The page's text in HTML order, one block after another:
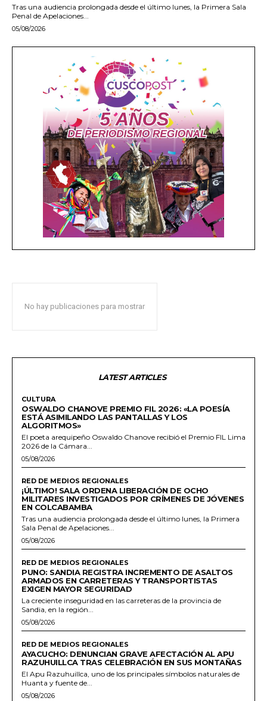
Tras una audiencia prolongada desde el último lunes, la Primera Sala
Penal de Apelaciones...
05/08/2026
No hay publicaciones para mostrar
LATEST ARTICLES
CULTURA
OSWALDO CHANOVE PREMIO FIL 2026: «LA POESÍA
ESTÁ ASIMILANDO LAS PANTALLAS Y LOS
ALGORITMOS»
El poeta arequipeño Oswaldo Chanove recibió el Premio FIL Lima
2026 de la Cámara...
05/08/2026
RED DE MEDIOS REGIONALES
¡ÚLTIMO! SALA ORDENA LIBERACIÓN DE OCHO
MILITARES INVESTIGADOS POR CRÍMENES DE JÓVENES
EN COLCABAMBA
Tras una audiencia prolongada desde el último lunes, la Primera
Sala Penal de Apelaciones...
05/08/2026
RED DE MEDIOS REGIONALES
PUNO: SANDIA REGISTRA INCREMENTO DE ASALTOS
ARMADOS EN CARRETERAS Y TRANSPORTISTAS
EXIGEN MAYOR SEGURIDAD
La creciente inseguridad en las carreteras de la provincia de
Sandia, en la región...
05/08/2026
RED DE MEDIOS REGIONALES
AYACUCHO: DENUNCIAN GRAVE AFECTACIÓN AL APU
RAZUHUILLCA TRAS CELEBRACIÓN EN SUS MONTAÑAS
El Apu Razuhuillca, uno de los principales símbolos naturales de
Huanta y fuente de...
05/08/2026